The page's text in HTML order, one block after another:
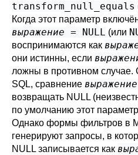
transform_null_equals
Когда этот параметр
выражение = NULL (или
воспринимаются как
они истинны, если
ложны в противном случае.
SQL, сравнение выражение
возвращать NULL
по умолчанию этот
Однако формы фильтров в
генерируют запросы, в
NULL записывается как